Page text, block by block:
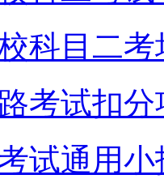
科目二考
考试扣
试通用小